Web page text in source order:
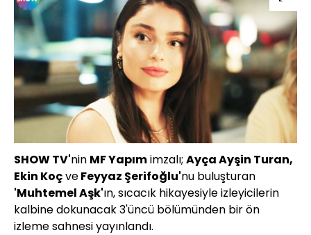
SHOW TV'nin MF Yapımimzalı; Ayça Ayşin Turan,
Ekin KoçveFeyyaz Şerifoğlu'nu buluşturan
'Muhtemel Aşk'ın, sıcacık hikayesiyle izleyicilerin
kalbine dokunacak 3'üncü bölümünden bir ön
izleme sahnesi yayınlandı.